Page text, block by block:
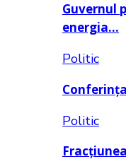
Guvernul
energia…
Politic
Politic